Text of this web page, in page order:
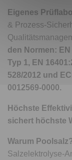
Eigenes
& Prozess-
den Normen: EN
Typ 1, EN
528/2012 und
0012569-0000.
Höchste
sichert höchste
Warum
Salzelektrolyse-